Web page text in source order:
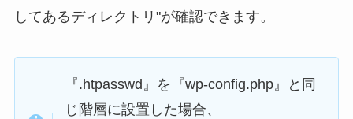
してあるディレクトリ"が確認できます。
『.htpasswd』を『wp-config.php』と同
じ階層に設置した場合、